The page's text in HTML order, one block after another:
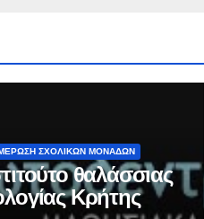
ΣΧΟΛΙΚΩΝ ΜΟΝΑΔΩΝ
θαλάσσιας
Κρήτης